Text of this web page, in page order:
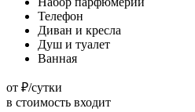
Телефон
Диван и кресла
Душ и туалет
Ванная
от ₽/сутки
в стоимость входит